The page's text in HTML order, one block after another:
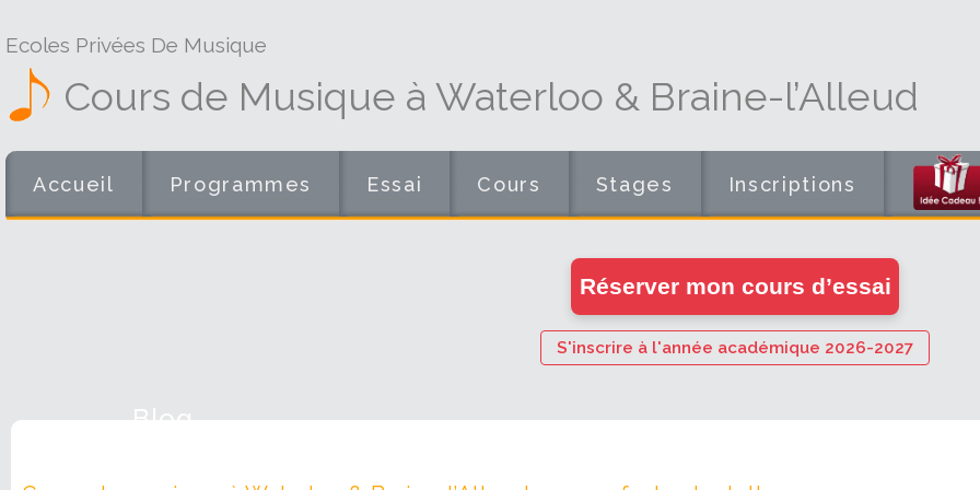
Ecoles Privées De Musique
Cours de Musique à Waterloo & Braine-l’Alleud
Accueil Programmes Essai Cours Stages Inscriptions
Réserver mon cours d’essai
S'inscrire à l'année académique 2026-2027
Blog